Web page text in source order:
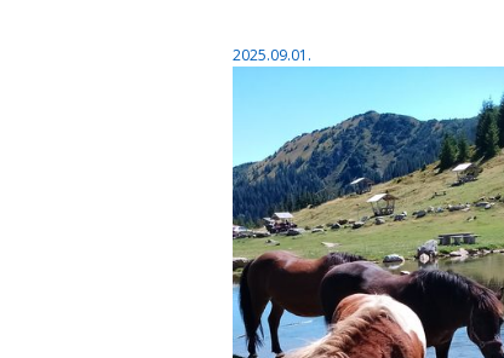
2025.09.01.